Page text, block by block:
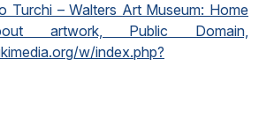
Turchi – Walters Art Museum: Home
artwork, Public Domain,
w/index.php?